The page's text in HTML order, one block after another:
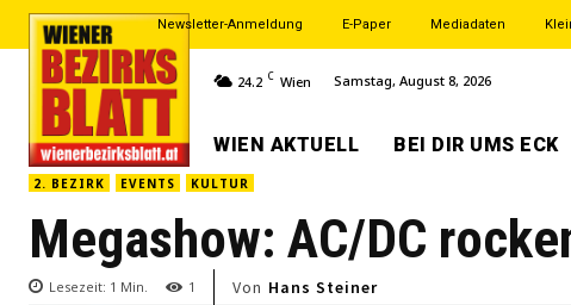
Newsletter-Anmeldung E-Paper Mediadaten
24.2 C Wien Samstag, August 8, 2026
WIEN AKTUELL BEI DIR UMS ECK
2. BEZIRK EVENTS KULTUR
Megashow: AC/DC
Lesezeit: 1 Min. 1 Von Hans Steiner